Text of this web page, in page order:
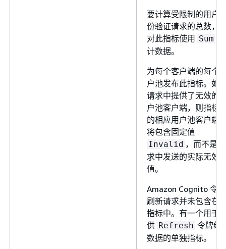
要计算受限制的用户
份验证请求的总数，
对此指标使用 Sum
计数据。
为每个客户端的每个
户池发布此指标。如
请求中提供了无效的
户池客户端，则指标
的相应用户池客户端
将包含固定值
Invalid ，而不是请
求中发送的实际无效
值。
Amazon Cognito 令牌
刷新请求并未包含在
指标中。有一个用于
供 Refresh 令牌统
数据的单独指标。